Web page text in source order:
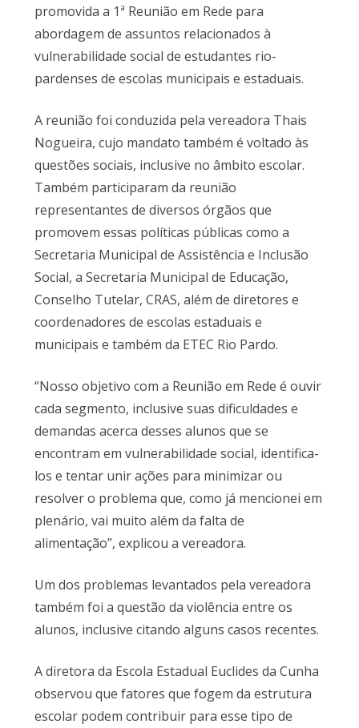
promovida a 1ª Reunião em Rede para
abordagem de assuntos relacionados à
vulnerabilidade social de estudantes rio-
pardenses de escolas municipais e estaduais.
A reunião foi conduzida pela vereadora Thais
Nogueira, cujo mandato também é voltado às
questões sociais, inclusive no âmbito escolar.
Também participaram da reunião
representantes de diversos órgãos que
promovem essas políticas públicas como a
Secretaria Municipal de Assistência e Inclusão
Social, a Secretaria Municipal de Educação,
Conselho Tutelar, CRAS, além de diretores e
coordenadores de escolas estaduais e
municipais e também da ETEC Rio Pardo.
“Nosso objetivo com a Reunião em Rede é ouvir
cada segmento, inclusive suas dificuldades e
demandas acerca desses alunos que se
encontram em vulnerabilidade social, identifica-
los e tentar unir ações para minimizar ou
resolver o problema que, como já mencionei em
plenário, vai muito além da falta de
alimentação”, explicou a vereadora.
Um dos problemas levantados pela vereadora
também foi a questão da violência entre os
alunos, inclusive citando alguns casos recentes.
A diretora da Escola Estadual Euclides da Cunha
observou que fatores que fogem da estrutura
escolar podem contribuir para esse tipo de